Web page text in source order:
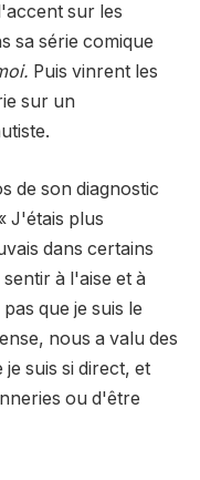
sur les
sa série comique
Puis vinrent les
sur un
de son diagnostic
J'étais plus
dans certains
à l'aise et à
que je suis le
nous a valu des
suis si direct, et
ou d'être